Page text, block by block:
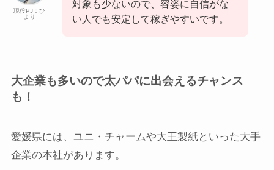
現役PJ：ひ
より
対象も少ないので、容姿に自信がな
い人でも安定して稼ぎやすいです。
大企業も多いので太パパに出会えるチャンス
も！
愛媛県には、ユニ・チャームや大王製紙といった大手
企業の本社があります。